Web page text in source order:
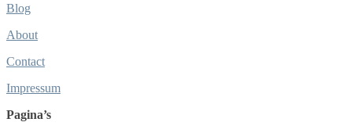
Blog
About
Contact
Impressum
Pagina’s